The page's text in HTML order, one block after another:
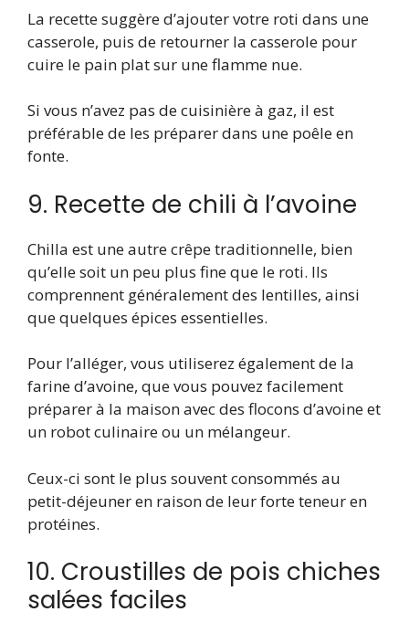
La recette suggère d’ajouter votre roti dans une
casserole, puis de retourner la casserole pour
cuire le pain plat sur une flamme nue.
Si vous n’avez pas de cuisinière à gaz, il est
préférable de les préparer dans une poêle en
fonte.
9. Recette de chili à l’avoine
Chilla est une autre crêpe traditionnelle, bien
qu’elle soit un peu plus fine que le roti. Ils
comprennent généralement des lentilles, ainsi
que quelques épices essentielles.
Pour l’alléger, vous utiliserez également de la
farine d’avoine, que vous pouvez facilement
préparer à la maison avec des flocons d’avoine et
un robot culinaire ou un mélangeur.
Ceux-ci sont le plus souvent consommés au
petit-déjeuner en raison de leur forte teneur en
protéines.
10. Croustilles de pois chiches
salées faciles